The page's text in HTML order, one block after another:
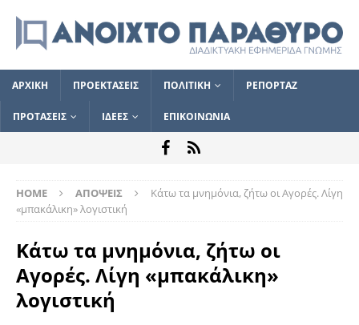
ΑΡΧΙΚΗ ΠΡΟΕΚΤΑΣΕΙΣ ΠΟΛΙΤΙΚΗ ΡΕΠΟΡΤΑΖ
ΠΡΟΤΑΣΕΙΣ ΙΔΕΕΣ ΕΠΙΚΟΙΝΩΝΙΑ
HOME ΑΠΟΨΕΙΣ
Κάτω τα μνημόνια, ζήτω οι Αγορές. Λίγη
«μπακάλικη» λογιστική
Κάτω τα μνημόνια, ζήτω οι
Αγορές. Λίγη «μπακάλικη»
λογιστική